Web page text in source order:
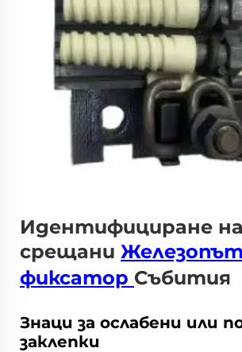
Идентифициране
срещани
фиксатор Събития
Знаци за ослабени или
заклепки